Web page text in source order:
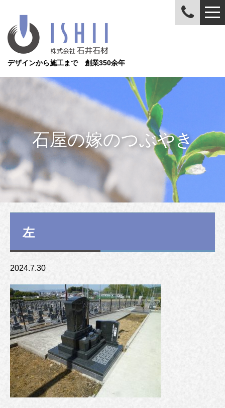
デザインから施工まで 創業350余年
石屋の嫁のつぶやき
左
2024.7.30